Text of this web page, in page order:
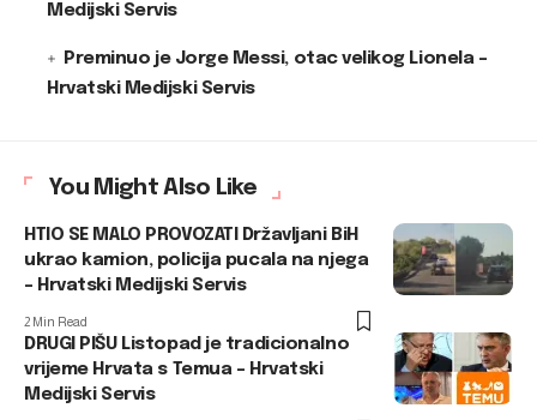
Medijski Servis
Preminuo je Jorge Messi, otac velikog Lionela –
Hrvatski Medijski Servis
You Might Also Like
HTIO SE MALO PROVOZATI Državljani BiH
ukrao kamion, policija pucala na njega
– Hrvatski Medijski Servis
2 Min Read
DRUGI PIŠU Listopad je tradicionalno
vrijeme Hrvata s Temua – Hrvatski
Medijski Servis